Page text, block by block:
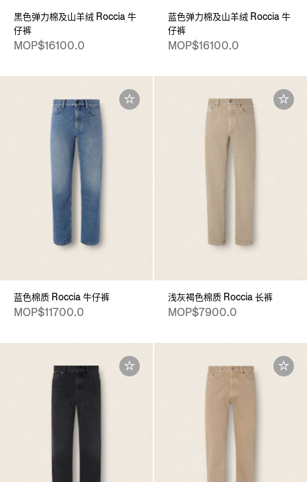
黑色弹力棉及山羊绒 Roccia 牛
仔裤
MOP$16100.0
蓝色弹力棉及山羊绒 Roccia 牛
仔裤
MOP$16100.0
蓝色棉质 Roccia 牛仔裤
MOP$11700.0
浅灰褐色棉质 Roccia 长裤
MOP$7900.0